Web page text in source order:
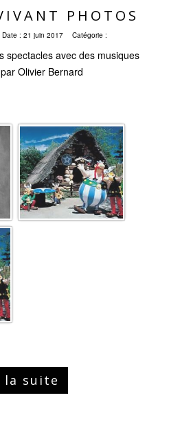
PHOTOS
Date : 21 juin 2017 Catégorie :
spectacles avec des musiques
Olivier Bernard
la suite